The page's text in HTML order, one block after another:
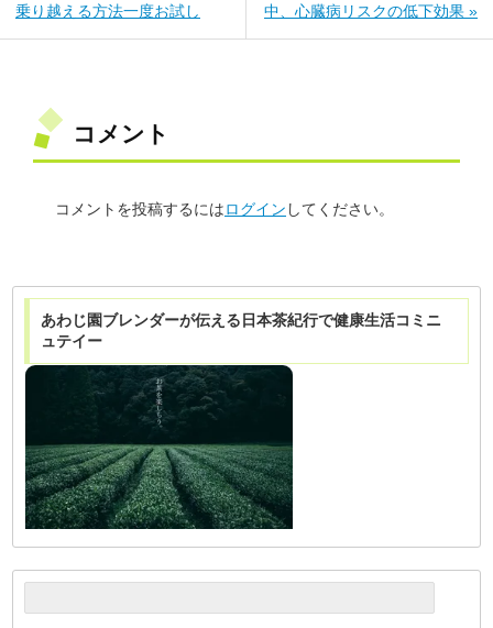
乗り越える方法一度お試し
中、心臓病リスクの低下効果 »
コメント
コメントを投稿するにはログイン してください。
あわじ園ブレンダーが伝える日本茶紀行で健康生活コミニ
ュテイー
索: